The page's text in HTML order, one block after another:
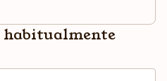
habitualmente